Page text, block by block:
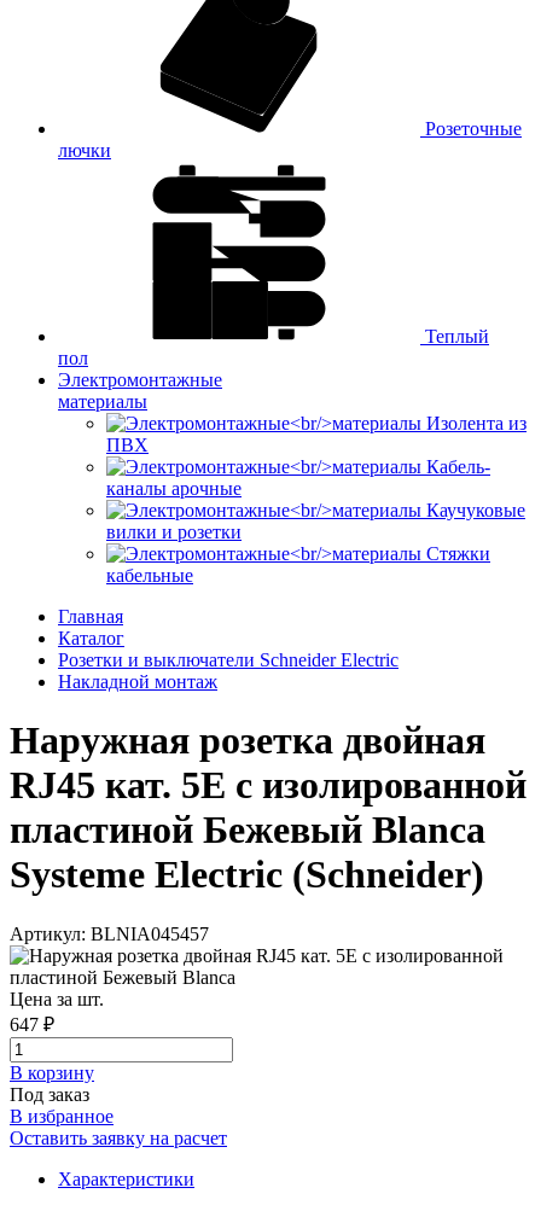
Розеточные
лючки
Теплый
пол
Электромонтажные
материалы
Изолента из
ПВХ
Кабель-
каналы арочные
Каучуковые
вилки и розетки
Стяжки
кабельные
Главная
Каталог
Розетки и выключатели Schneider Electric
Накладной монтаж
Наружная розетка двойная
RJ45 кат. 5E с изолированной
пластиной Бежевый Blanca
Systeme Electric (Schneider)
Артикул: BLNIA045457
Цена за шт.
647 ₽
В корзинy
Под заказ
В избранное
Оставить заявку на расчет
Характеристики